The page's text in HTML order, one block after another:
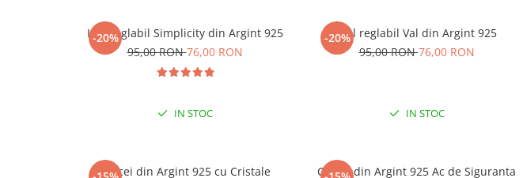
-20%
Inel reglabil Simplicity din Argint 925
95,00 RON76,00 RON
IN STOC
-20%Inel reglabil Val din Argint 925
95,00 RON76,00 RON
IN STOC
Cercei din Argint 925 cu Cristale
Cercei din Argint 925 Ac de Siguranta